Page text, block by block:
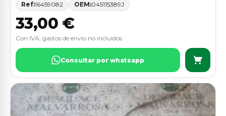
Ref:16459082 OEM:045115389J
33,00 €
Con IVA, gastos de envio no incluidos.
Consultar por whatsapp